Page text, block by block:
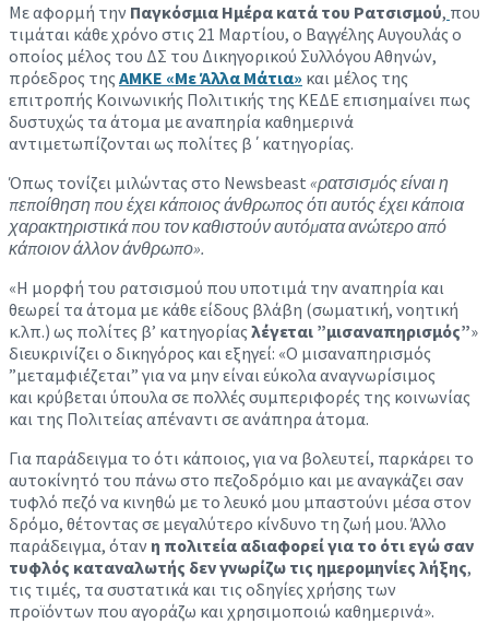
Με αφορμή την Παγκόσμια Ημέρα κατά του Ρατσισμού, που
τιμάται κάθε χρόνο στις 21 Μαρτίου, ο Βαγγέλης Αυγουλάς ο
οποίος μέλος του ΔΣ του Δικηγορικού Συλλόγου Αθηνών,
πρόεδρος της ΑΜΚΕ «Με Άλλα Μάτια» και μέλος της
επιτροπής Κοινωνικής Πολιτικής της ΚΕΔΕ επισημαίνει πως
δυστυχώς τα άτομα με αναπηρία καθημερινά
αντιμετωπίζονται ως πολίτες β΄κατηγορίας.
Όπως τονίζει μιλώντας στο Newsbeast «ρατσισμός είναι η
πεποίθηση που έχει κάποιος άνθρωπος ότι αυτός έχει κάποια
χαρακτηριστικά που τον καθιστούν αυτόματα ανώτερο από
κάποιον άλλον άνθρωπο».
«Η μορφή του ρατσισμού που υποτιμά την αναπηρία και
θεωρεί τα άτομα με κάθε είδους βλάβη (σωματική, νοητική
κ.λπ.) ως πολίτες β’ κατηγορίας λέγεται ”μισαναπηρισμός”»
διευκρινίζει ο δικηγόρος και εξηγεί: «Ο μισαναπηρισμός
”μεταμφιέζεται” για να μην είναι εύκολα αναγνωρίσιμος
και κρύβεται ύπουλα σε πολλές συμπεριφορές της κοινωνίας
και της Πολιτείας απέναντι σε ανάπηρα άτομα.
Για παράδειγμα το ότι κάποιος, για να βολευτεί, παρκάρει το
αυτοκίνητό του πάνω στο πεζοδρόμιο και με αναγκάζει σαν
τυφλό πεζό να κινηθώ με το λευκό μου μπαστούνι μέσα στον
δρόμο, θέτοντας σε μεγαλύτερο κίνδυνο τη ζωή μου. Άλλο
παράδειγμα, όταν η πολιτεία αδιαφορεί για το ότι εγώ σαν
τυφλός καταναλωτής δεν γνωρίζω τις ημερομηνίες λήξης,
τις τιμές, τα συστατικά και τις οδηγίες χρήσης των
προϊόντων που αγοράζω και χρησιμοποιώ καθημερινά».